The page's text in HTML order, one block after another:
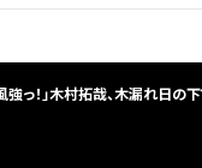
強っ！」木村拓哉、木漏れ日の